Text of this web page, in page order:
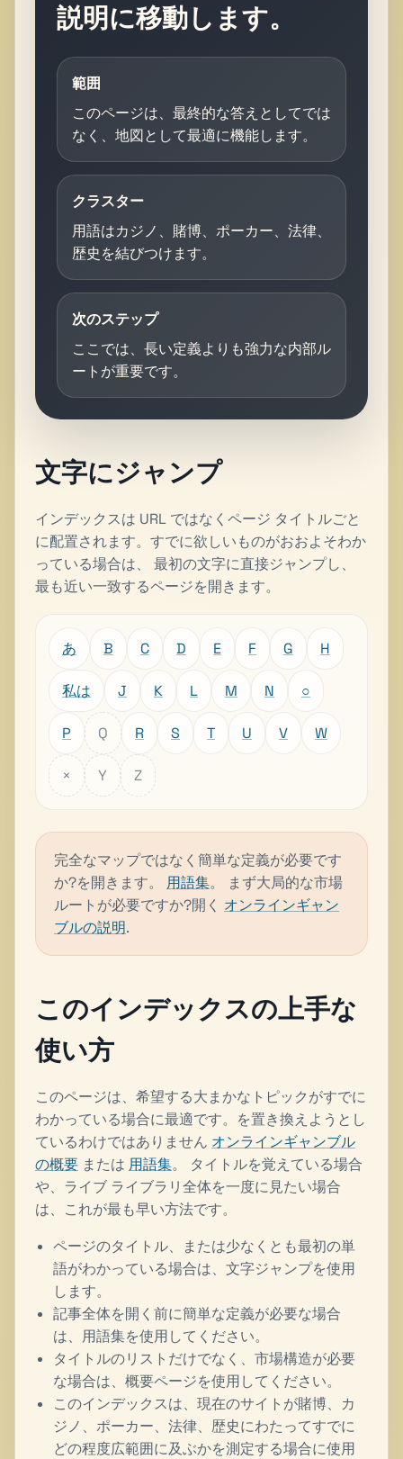
説明に移動します。
範囲
このページは、最終的な答えとしてでは
なく、地図として最適に機能します。
クラスター
用語はカジノ、賭博、ポーカー、法律、
歴史を結びつけます。
次のステップ
ここでは、長い定義よりも強力な内部ル
ートが重要です。
文字にジャンプ
インデックスは URL ではなくページ タイトルごと
に配置されます。すでに欲しいものがおおよそわか
っている場合は、 最初の文字に直接ジャンプし、
最も近い一致するページを開きます。
あ B C D E F G H
私は J K L M N ○
P Q R S T U V W
× Y Z
完全なマップではなく簡単な定義が必要です
か?を開きます。 用語集。 まず大局的な市場
ルートが必要ですか?開く オンラインギャン
ブルの説明.
このインデックスの上手な
使い方
このページは、希望する大まかなトピックがすでに
わかっている場合に最適です。を置き換えようとし
ているわけではありません オンラインギャンブル
の概要 または 用語集。 タイトルを覚えている場合
や、ライブ ライブラリ全体を一度に見たい場合
は、これが最も早い方法です。
ページのタイトル、または少なくとも最初の単
語がわかっている場合は、文字ジャンプを使用
します。
記事全体を開く前に簡単な定義が必要な場合
は、用語集を使用してください。
タイトルのリストだけでなく、市場構造が必要
な場合は、概要ページを使用してください。
このインデックスは、現在のサイトが賭博、カ
ジノ、ポーカー、法律、歴史にわたってすでに
どの程度広範囲に及ぶかを測定する場合に使用